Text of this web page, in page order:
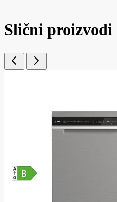
Slični proizvodi